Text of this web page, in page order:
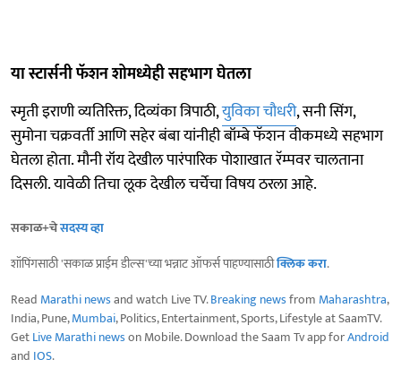
या स्टार्सनी फॅशन शोमध्येही सहभाग घेतला
स्मृती इराणी व्यतिरिक्त, दिव्यंका त्रिपाठी,युविका चौधरी, सनी सिंग,
सुमोना चक्रवर्ती आणि सहेर बंबा यांनीही बॉम्बे फॅशन वीकमध्ये सहभाग
घेतला होता. मौनी रॉय देखील पारंपारिक पोशाखात रॅम्पवर चालताना
दिसली. यावेळी तिचा लूक देखील चर्चेचा विषय ठरला आहे.
सकाळ+चेसदस्य व्हा
शॉपिंगसाठी 'सकाळ प्राईम डील्स'च्या भन्नाट ऑफर्स पाहण्यासाठीक्लिक करा.
Read Marathi newsand watch Live TV.Breaking newsfrom Maharashtra,
India, Pune,Mumbai, Politics, Entertainment, Sports, Lifestyle at SaamTV.
GetLive Marathi newson Mobile. Download the Saam Tv app forAndroid
and IOS.